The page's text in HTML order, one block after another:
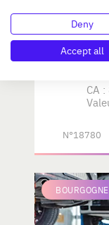
CA :
N°18780
Deny
Accept all